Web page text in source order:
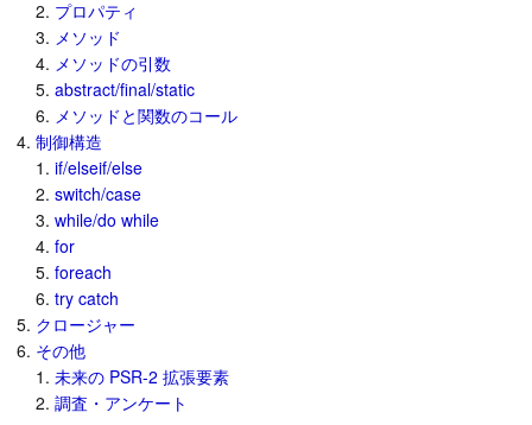
プロパティ
メソッド
メソッドの引数
abstract/final/static
メソッドと関数のコール
制御構造
if/elseif/else
switch/case
while/do while
for
foreach
try catch
クロージャー
その他
未来の PSR-2 拡張要素
調査・アンケート